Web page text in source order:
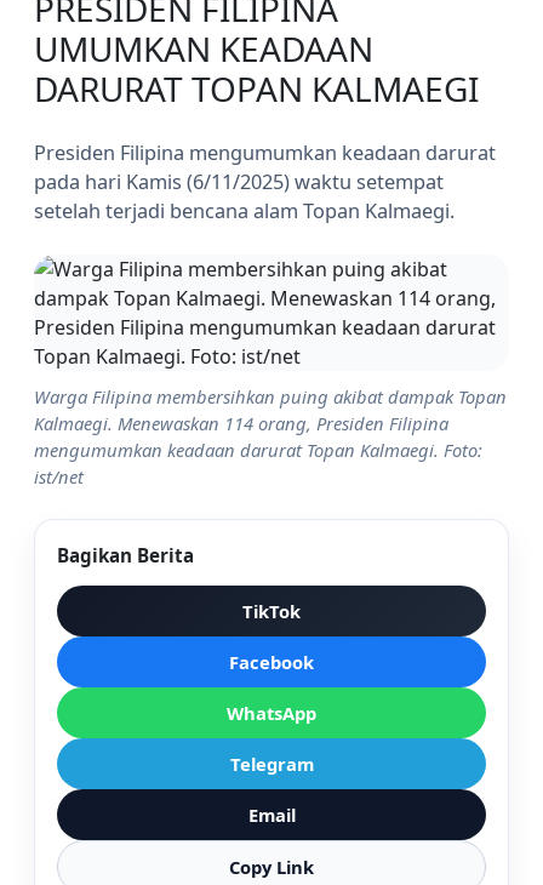
UMUMKAN KEADAAN
DARURAT TOPAN KALMAEGI
Presiden Filipina mengumumkan keadaan darurat
pada hari Kamis (6/11/2025) waktu setempat
setelah terjadi bencana alam Topan Kalmaegi.
Warga Filipina membersihkan puing akibat dampak Topan
Kalmaegi. Menewaskan 114 orang, Presiden Filipina
mengumumkan keadaan darurat Topan Kalmaegi. Foto:
ist/net
Bagikan Berita
TikTok
Facebook
WhatsApp
Telegram
Email
Copy Link